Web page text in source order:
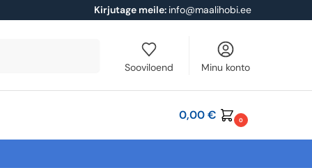
Kirjutage meile: info@maalihobi.ee
Sooviloend Minu konto
0,00€ 0